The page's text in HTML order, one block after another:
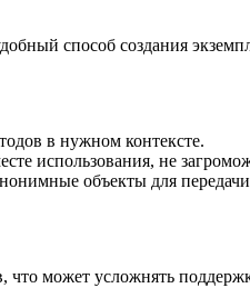
способ создания
в нужном контексте.
использования, не
объекты для передачи
может усложнять